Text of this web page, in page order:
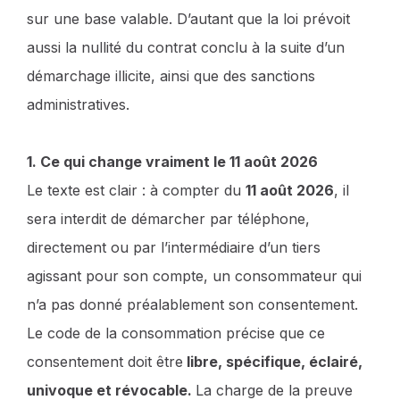
sur une base valable. D’autant que la loi prévoit
aussi la nullité du contrat conclu à la suite d’un
démarchage illicite, ainsi que des sanctions
administratives.
1. Ce qui change vraiment le 11 août 2026
Le texte est clair : à compter du 11 août 2026, il
sera interdit de démarcher par téléphone,
directement ou par l’intermédiaire d’un tiers
agissant pour son compte, un consommateur qui
n’a pas donné préalablement son consentement.
Le code de la consommation précise que ce
consentement doit être libre, spécifique, éclairé,
univoque et révocable. La charge de la preuve